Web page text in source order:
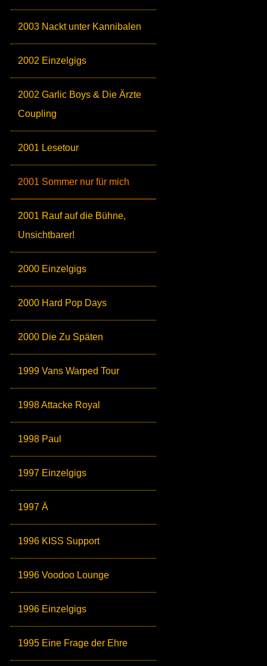
2003 Nackt unter Kannibalen
2002 Einzelgigs
2002 Garlic Boys & Die Ärzte
Coupling
2001 Lesetour
2001 Sommer nur für mich
2001 Rauf auf die Bühne,
Unsichtbarer!
2000 Einzelgigs
2000 Hard Pop Days
2000 Die Zu Späten
1999 Vans Warped Tour
1998 Attacke Royal
1998 Paul
1997 Einzelgigs
1997 Ä
1996 KISS Support
1996 Voodoo Lounge
1996 Einzelgigs
1995 Eine Frage der Ehre